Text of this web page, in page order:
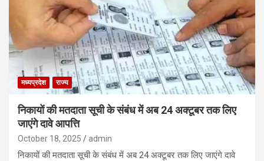
मध्यप्रदेश राज्य
निकायों की मतदाता सूची के संबंध में अब 24 अक्टूबर तक लिए
जाएंगे दावे आपत्ति
October 18, 2025 admin
निकायों की मतदाता सूची के संबंध में अब 24 अक्टूबर तक लिए जाएंगे दावे